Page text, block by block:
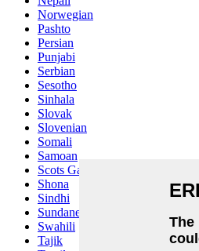
Norwegian
Pashto
Persian
Punjabi
Serbian
Sesotho
Sinhala
Slovak
Slovenian
Somali
Samoan
Scots Gaelic
Shona
Sindhi
Sundanese
Swahili
Tajik